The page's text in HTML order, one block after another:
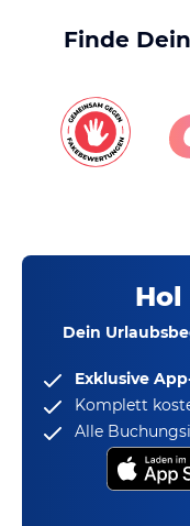
Finde
Dein
Exklusive
Komplett
Alle